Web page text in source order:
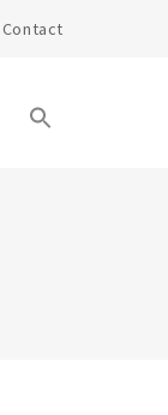
Contact